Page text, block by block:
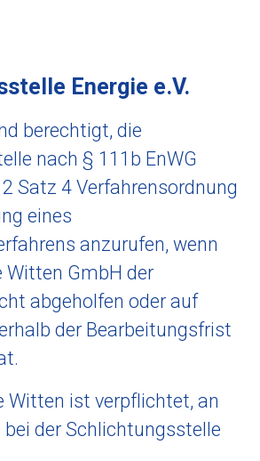
Energie e.V.
berechtigt, die
nach § 111b EnWG
Satz 4 Verfahrensordnung
eines
anzurufen, wenn
Witten GmbH der
abgeholfen oder auf
der Bearbeitungsfrist
Witten ist verpflichtet, an
der Schlichtungsstelle